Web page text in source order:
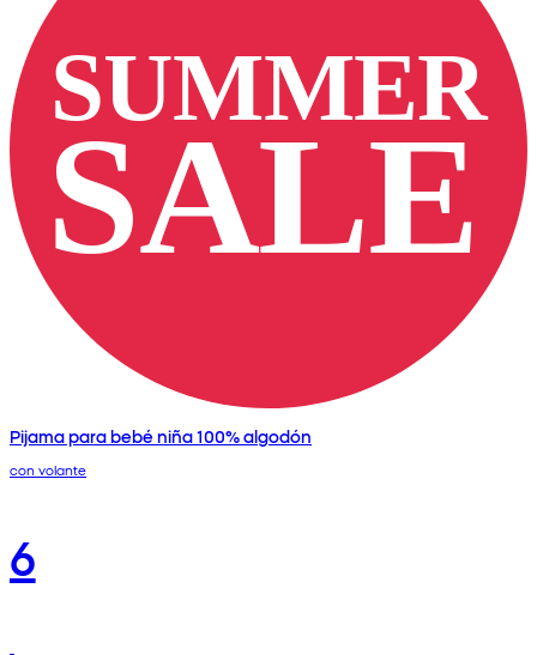
Pijama para bebé niña 100% algodón
con volante
6